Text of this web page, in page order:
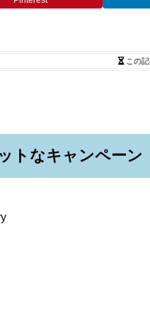
この
トなキャンペーン